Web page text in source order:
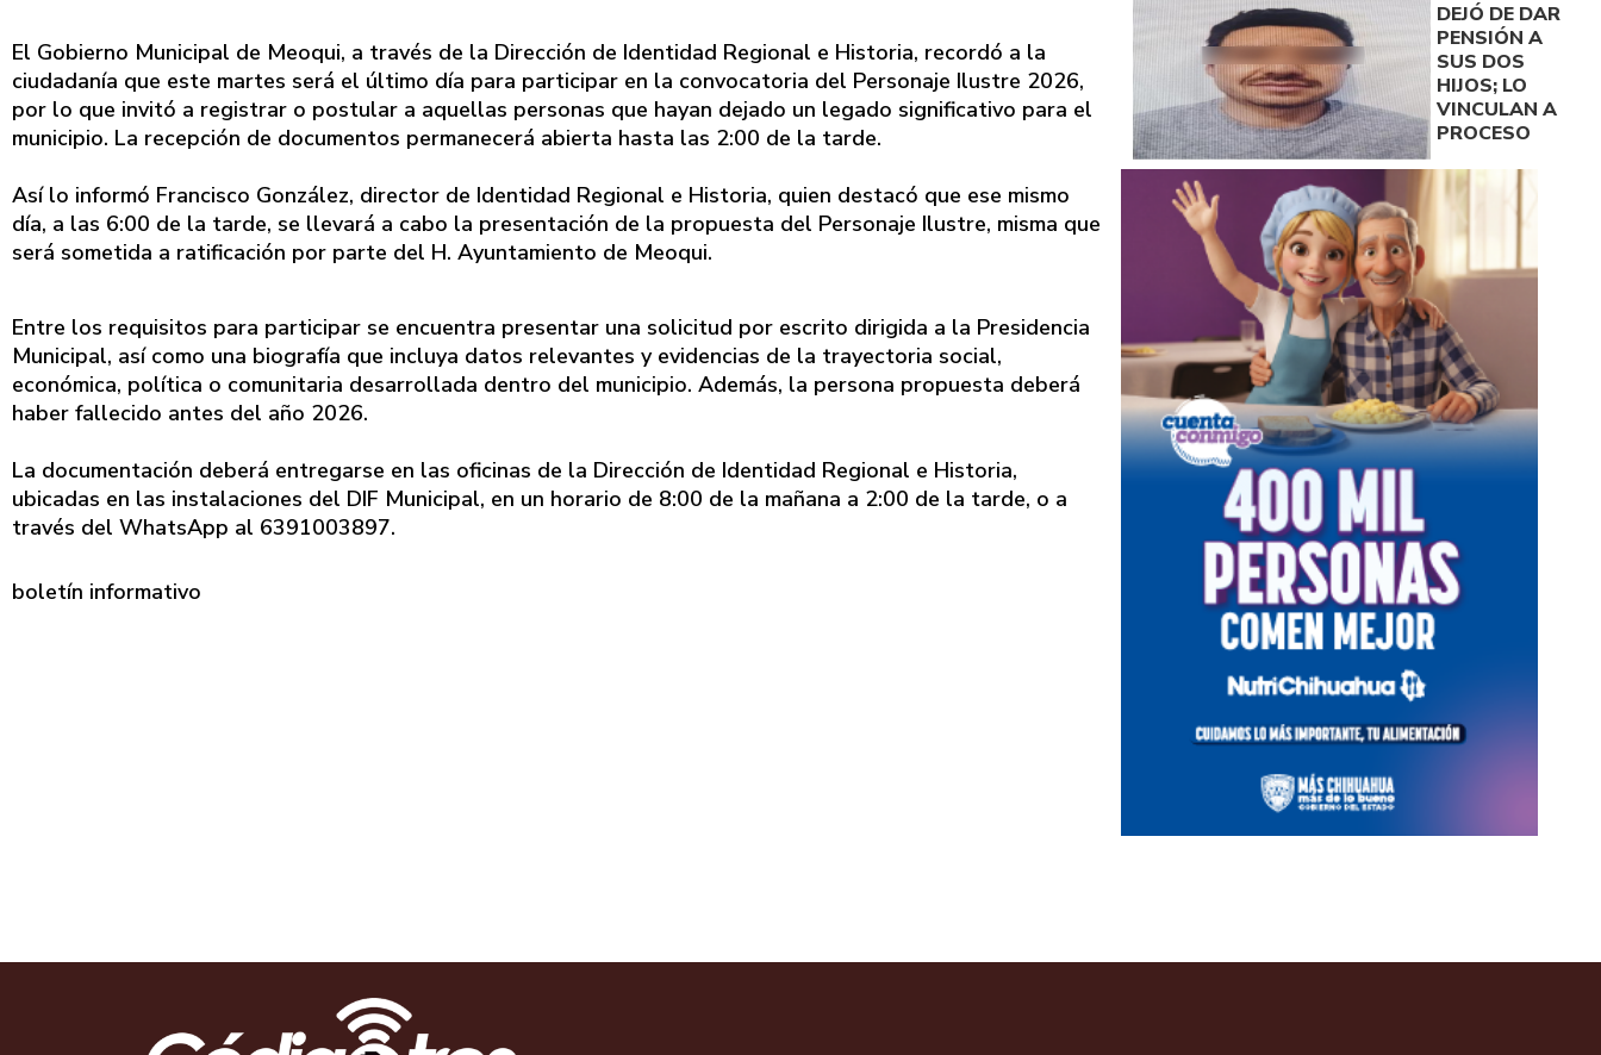
El Gobierno Municipal de Meoqui, a través de la Dirección de Identidad Regional e Historia, recordó a la
ciudadanía que este martes será el último día para participar en la convocatoria del Personaje Ilustre 2026,
por lo que invitó a registrar o postular a aquellas personas que hayan dejado un legado significativo para el
municipio. La recepción de documentos permanecerá abierta hasta las 2:00 de la tarde.
Así lo informó Francisco González, director de Identidad Regional e Historia, quien destacó que ese mismo
día, a las 6:00 de la tarde, se llevará a cabo la presentación de la propuesta del Personaje Ilustre, misma que
será sometida a ratificación por parte del H. Ayuntamiento de Meoqui.
Entre los requisitos para participar se encuentra presentar una solicitud por escrito dirigida a la Presidencia
Municipal, así como una biografía que incluya datos relevantes y evidencias de la trayectoria social,
económica, política o comunitaria desarrollada dentro del municipio. Además, la persona propuesta deberá
haber fallecido antes del año 2026.
La documentación deberá entregarse en las oficinas de la Dirección de Identidad Regional e Historia,
ubicadas en las instalaciones del DIF Municipal, en un horario de 8:00 de la mañana a 2:00 de la tarde, o a
través del WhatsApp al 6391003897.
boletín informativo
DEJÓ DE DAR
PENSIÓN A
SUS DOS
HIJOS; LO
VINCULAN A
PROCESO